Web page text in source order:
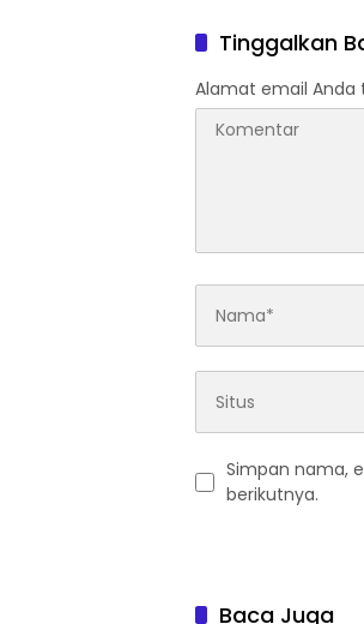
Bahodopi Gelar
Kesiapsiagaan
Tinggalkan
Alamat email Anda
Simpan nama,
berikutnya.
Baca Juga